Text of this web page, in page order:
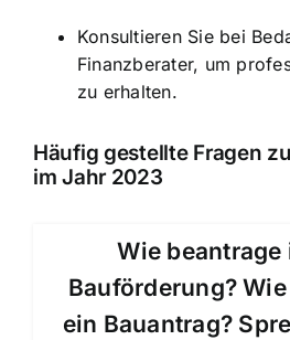
Konsultieren Sie bei
Finanzberater, um
zu erhalten.
Häufig gestellte Fragen
im Jahr 2023
Wie beantrage
Bauförderung?
ein Bauantrag?